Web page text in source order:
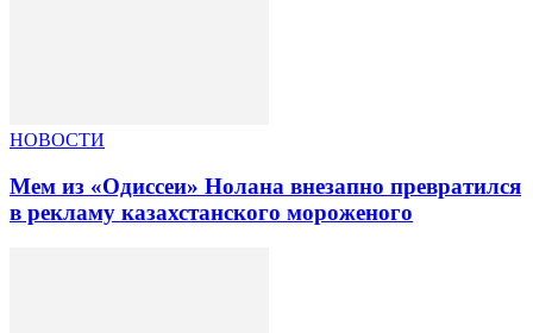
НОВОСТИ
Мем из «Одиссеи» Нолана внезапно превратился
в рекламу казахстанского мороженого